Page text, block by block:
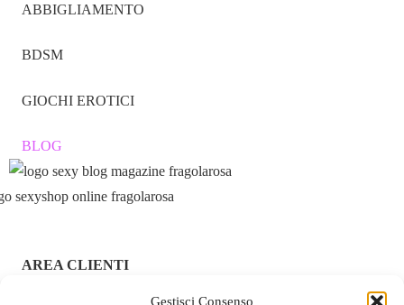
Gestisci Consenso
ABBIGLIAMENTO
BDSM
GIOCHI EROTICI
BLOG
AREA CLIENTI
ACCEDI / REGISTRATI